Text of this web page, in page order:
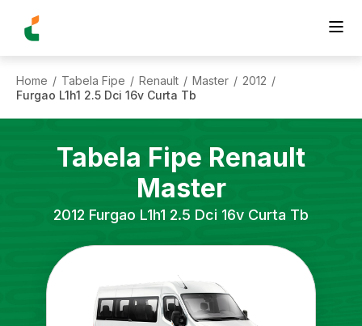
Home / Tabela Fipe / Renault / Master / 2012 /
Furgao L1h1 2.5 Dci 16v Curta Tb
Tabela Fipe Renault
Master
2012 Furgao L1h1 2.5 Dci 16v Curta Tb